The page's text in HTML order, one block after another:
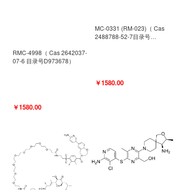
RMC-4998（ Cas 2642037-
07-6 目录号D973678）
￥1580.00
MC-0331 (RM-023)（ Cas
2488788-52-7目录号
￥1580.00